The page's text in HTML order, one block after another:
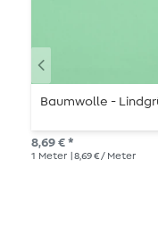
Baumwolle -
8,69 € *
1 Meter | 8,69 € / Meter